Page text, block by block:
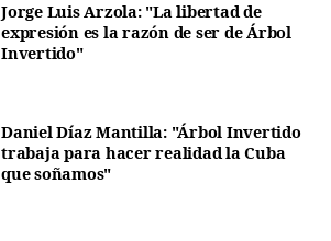
Jorge Luis Arzola: "La libertad de
expresión es la razón de ser de Árbol
Invertido"
Daniel Díaz Mantilla: "Árbol Invertido
trabaja para hacer realidad la Cuba
que soñamos"